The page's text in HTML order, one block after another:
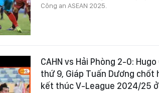
Công an ASEAN 2025.
CAHN vs Hải Phòng 2-0:
thứ 9, Giáp Tuấn Dương chốt
kết thúc V-League 2024/25